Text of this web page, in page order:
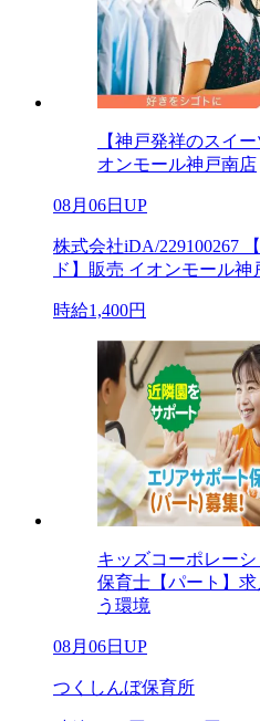
【神戸発祥のスイ
オンモール神戸南店
08月06日UP
株式会社iDA/229100267
ド】販売 イオンモール神
時給1,400円
キッズコーポレー
保育士【パート】
う環境
08月06日UP
つくしんぼ保育所